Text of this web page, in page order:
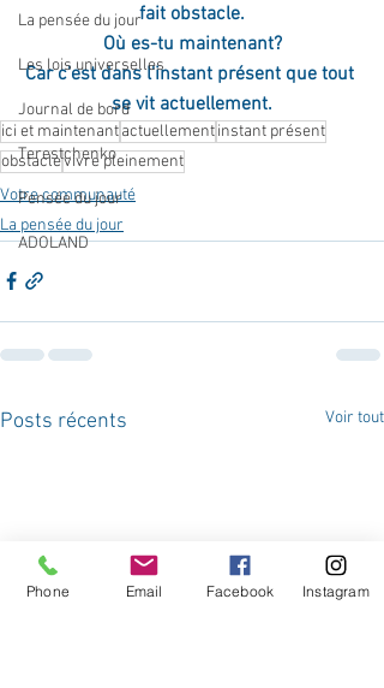
La pensée du jour
Les lois universelles
Journal de bord
Terestchenko
Pensée du jour
ADOLAND
fait obstacle.
Où es-tu maintenant?
Car c'est dans l'instant présent que tout
se vit actuellement.
ici et maintenantactuellementinstant présent
obstaclevivre pleinement
Votre communauté
La pensée du jour
Posts récents Voir tout
Phone Email Facebook Instagram